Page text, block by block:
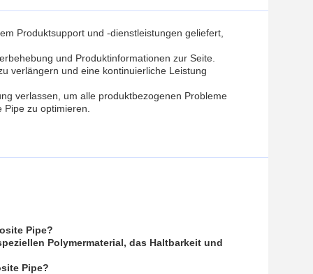
Produktsupport und -dienstleistungen geliefert,
und Produktinformationen zur Seite.
verlängern und eine kontinuierliche Leistung
verlassen, um alle produktbezogenen Probleme
zu optimieren.
Pipe?
Polymermaterial, das Haltbarkeit und
Pipe?